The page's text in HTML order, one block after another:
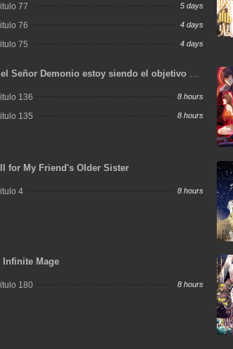
77 5 days
76 4 days
75 4 days
Señor Demonio estoy siendo el objetivo de
136 8 hours
135 8 hours
for My Friend's Older Sister
4 8 hours
Infinite Mage
180 8 hours